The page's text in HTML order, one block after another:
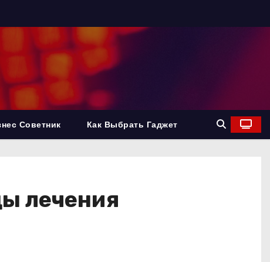
Советник Как Выбрать Гаджет
лечения